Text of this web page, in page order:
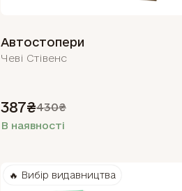
Автостопери
Чеві Стівенс
387₴430₴
В наявності
🔥 Вибір видавництва